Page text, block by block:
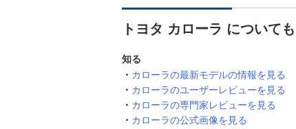
トヨタ カローラ について
知る
カローラの最新モデルの情報を見る
カローラのユーザーレビューを見る
カローラの専門家レビューを見る
カローラの公式画像を見る